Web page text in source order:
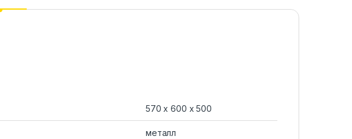
570 x 600 x 500
металл